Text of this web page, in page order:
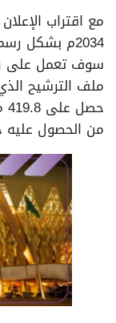
مع اقتراب
2034م بشكل
سوف تعمل على
ملف الترشيح
من الحصول عليه